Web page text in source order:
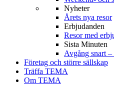
Nyheter
Årets nya resor
Erbjudanden
Resor med
Sista Minuten
Avgång snart –
Företag och större sällskap
Träffa TEMA
Om TEMA